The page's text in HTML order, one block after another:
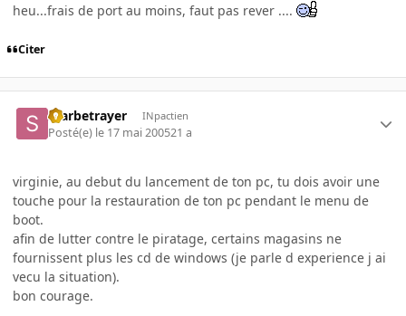
heu...frais de port au moins, faut pas rever ....
Citer
Starbetrayer INpactien
Posté(e) le 17 mai 200521 a
virginie, au debut du lancement de ton pc, tu dois avoir une
touche pour la restauration de ton pc pendant le menu de
boot.
afin de lutter contre le piratage, certains magasins ne
fournissent plus les cd de windows (je parle d experience j ai
vecu la situation).
bon courage.